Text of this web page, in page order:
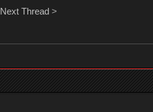
Next Thread>